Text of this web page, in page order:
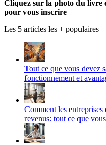
Google+
Cliquez sur la photo du livre
pour vous inscrire
Les 5 articles les + populaires
Tout ce que vous
fonctionnement et
Comment les entreprises
revenus: tout ce que